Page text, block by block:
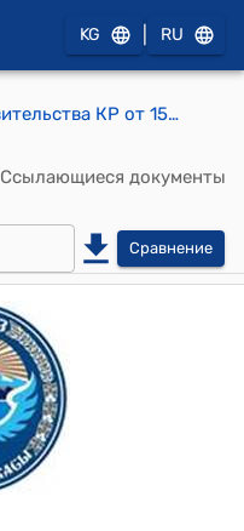
KG RU
Постановление Правительства КР от 15 сентября 2017 года № 584 "О вопросах функционирования отдельных пунктов пропуска"
Ссылающиеся документы
Сравнение